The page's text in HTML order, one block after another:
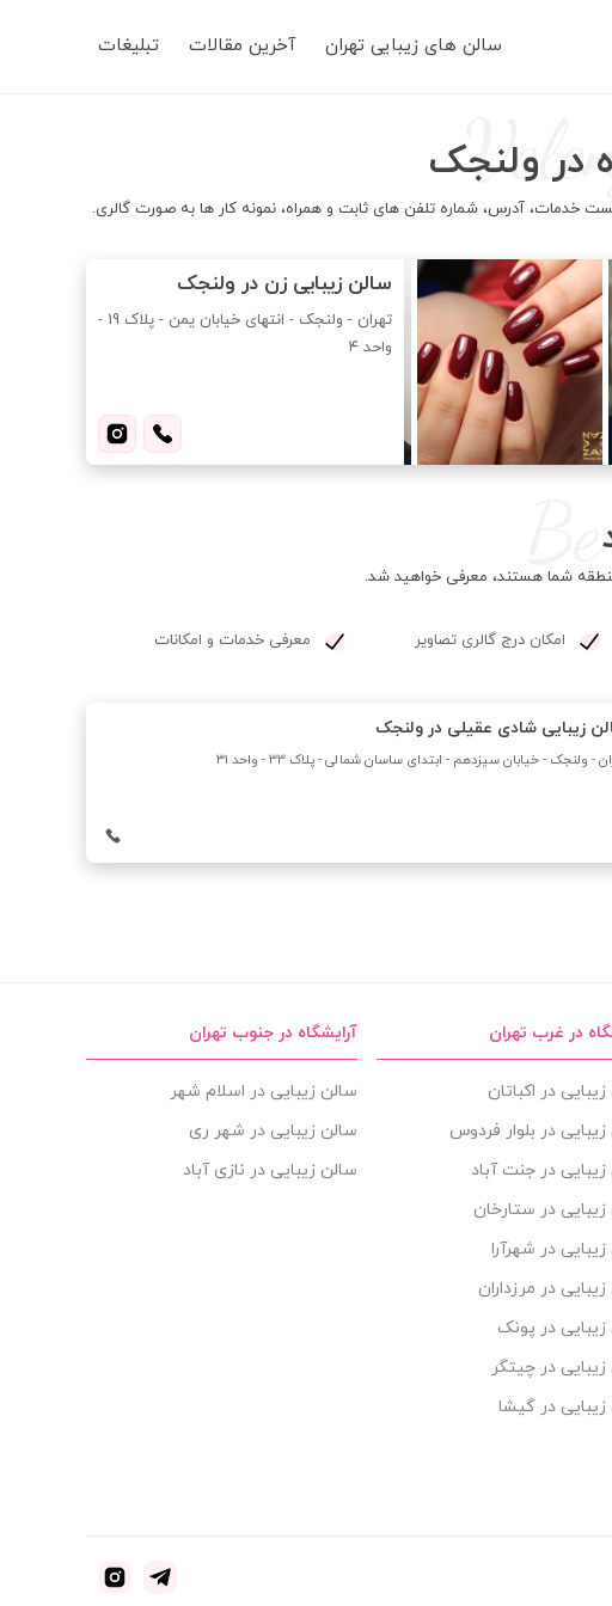
Main
سالن های زیبایی تهران آخرین مقالات تبلیغات
در ولنجک
خدمات، آدرس، شماره تلفن های ثابت و همراه، نمونه کار ها به صورت گالری.
سالن زیبایی زن در ولنجک
تهران - ولنجک - انتهای خیابان یمن - پلاک 19 -
واحد ۴
منطقه شما هستند، معرفی خواهید شد.
امکان درج گالری تصاویر معرفی خدمات و امکانات
زیبایی شادی عقیلی در ولنجک
- ولنجک - خیابان سیزدهم - ابتدای ساسان شمالى - پلاک 33 - واحد ٣١
در غرب تهران
در اکباتان
در بلوار فردوس
در جنت آباد
در ستارخان
در شهرآرا
در مرزداران
در پونک
در چیتگر
در گیشا
آرایشگاه در جنوب تهران
سالن زیبایی در اسلام شهر
سالن زیبایی در شهر ری
سالن زیبایی در نازی آباد